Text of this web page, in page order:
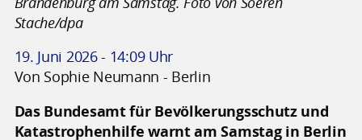
Stache/dpa
19. Juni 2026 - 14:09 Uhr
Von Sophie Neumann - Berlin
Das Bundesamt für Bevölkerungsschutz und
Katastrophenhilfe warnt am Samstag in Berlin